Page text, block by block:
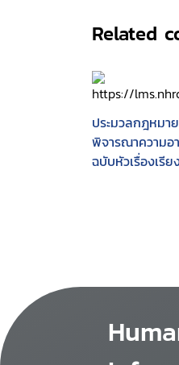
Related
ประมวลกฎหมา
พิจารณาความอ
ฉบับหัวเรื่องเรีย